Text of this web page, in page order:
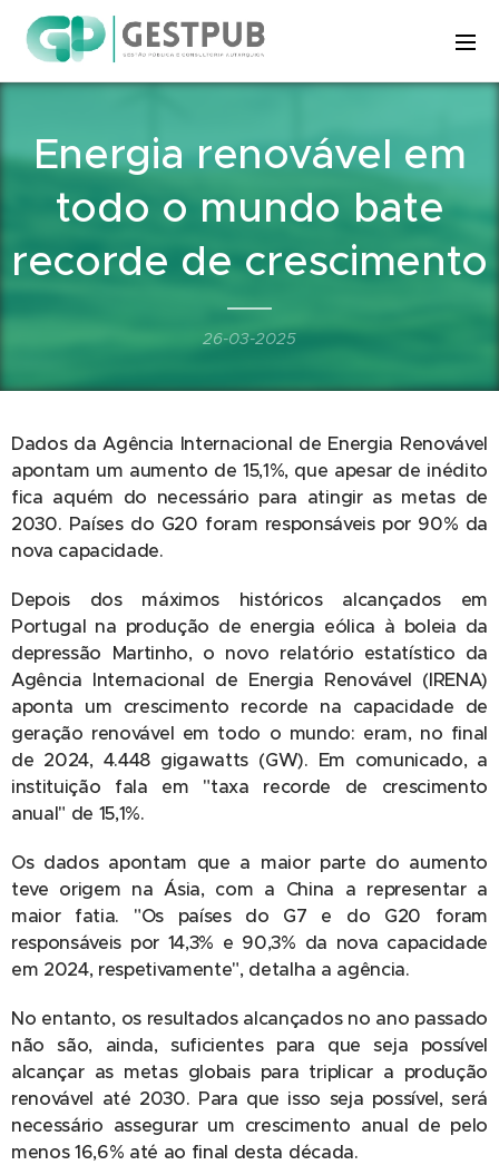
Energia renovável em
todo o mundo bate
recorde de crescimento
26-03-2025
Dados da Agência Internacional de Energia Renovável
apontam um aumento de 15,1%, que apesar de inédito
fica aquém do necessário para atingir as metas de
2030. Países do G20 foram responsáveis por 90% da
nova capacidade.
Depois dos máximos históricos alcançados em
Portugal na produção de energia eólica à boleia da
depressão Martinho, o novo relatório estatístico da
Agência Internacional de Energia Renovável (IRENA)
aponta um crescimento recorde na capacidade de
geração renovável em todo o mundo: eram, no final
de 2024, 4.448 gigawatts (GW). Em comunicado, a
instituição fala em "taxa recorde de crescimento
anual" de 15,1%.
Os dados apontam que a maior parte do aumento
teve origem na Ásia, com a China a representar a
maior fatia. "Os países do G7 e do G20 foram
responsáveis por 14,3% e 90,3% da nova capacidade
em 2024, respetivamente", detalha a agência.
No entanto, os resultados alcançados no ano passado
não são, ainda, suficientes para que seja possível
alcançar as metas globais para triplicar a produção
renovável até 2030. Para que isso seja possível, será
necessário assegurar um crescimento anual de pelo
menos 16,6% até ao final desta década.